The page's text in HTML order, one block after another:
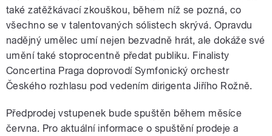
také zatěžkávací zkouškou, během níž se pozná, co
všechno se v talentovaných sólistech skrývá. Opravdu
nadějný umělec umí nejen bezvadně hrát, ale dokáže své
umění také stoprocentně předat publiku. Finalisty
Concertina Praga doprovodí Symfonický orchestr
Českého rozhlasu pod vedením dirigenta Jiřího Rožně.
Předprodej vstupenek bude spuštěn během měsíce
června. Pro aktuální informace o spuštění prodeje a